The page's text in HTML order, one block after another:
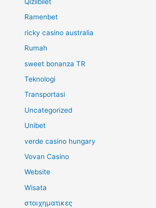
Ramenbet
ricky casino australia
Rumah
sweet bonanza TR
Teknologi
Transportasi
Uncategorized
Unibet
verde casino hungary
Vovan Casino
Website
Wisata
στοιχηματικες